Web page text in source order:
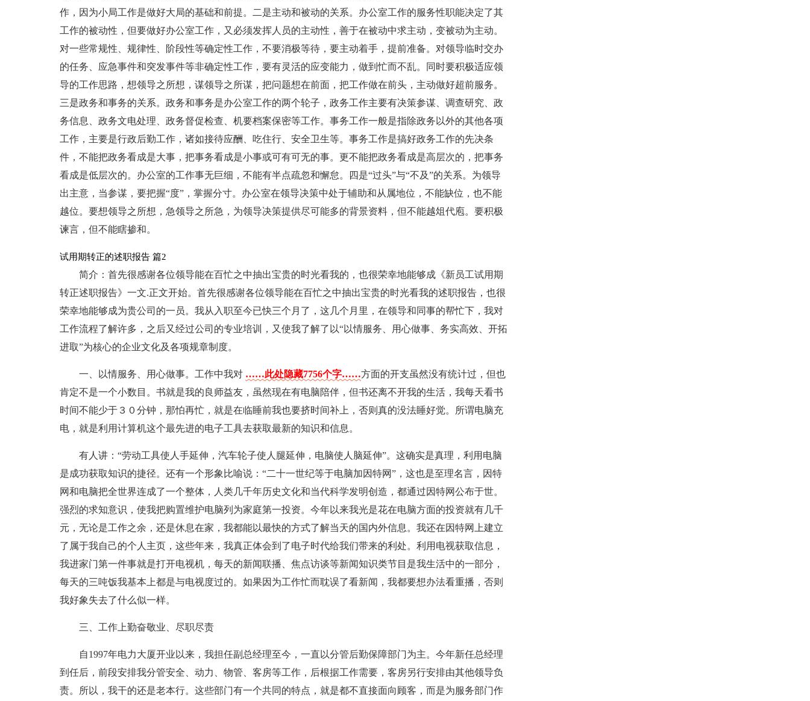
作，因为小局工作是做好大局的基础和前提。二是主动和被动的关系。办公室工作的服务性职能决定了其
工作的被动性，但要做好办公室工作，又必须发挥人员的主动性，善于在被动中求主动，变被动为主动。
对一些常规性、规律性、阶段性等确定性工作，不要消极等待，要主动着手，提前准备。对领导临时交办
的任务、应急事件和突发事件等非确定性工作，要有灵活的应变能力，做到忙而不乱。同时要积极适应领
导的工作思路，想领导之所想，谋领导之所谋，把问题想在前面，把工作做在前头，主动做好超前服务。
三是政务和事务的关系。政务和事务是办公室工作的两个轮子，政务工作主要有决策参谋、调查研究、政
务信息、政务文电处理、政务督促检查、机要档案保密等工作。事务工作一般是指除政务以外的其他各项
工作，主要是行政后勤工作，诸如接待应酬、吃住行、安全卫生等。事务工作是搞好政务工作的先决条
件，不能把政务看成是大事，把事务看成是小事或可有可无的事。更不能把政务看成是高层次的，把事务
看成是低层次的。办公室的工作事无巨细，不能有半点疏忽和懈怠。四是“过头”与“不及”的关系。为领导
出主意，当参谋，要把握“度”，掌握分寸。办公室在领导决策中处于辅助和从属地位，不能缺位，也不能
越位。要想领导之所想，急领导之所急，为领导决策提供尽可能多的背景资料，但不能越俎代庖。要积极
谏言，但不能瞎掺和。
试用期转正的述职报告 篇2
简介：首先很感谢各位领导能在百忙之中抽出宝贵的时光看我的，也很荣幸地能够成《新员工试用期
转正述职报告》一文.正文开始。首先很感谢各位领导能在百忙之中抽出宝贵的时光看我的述职报告，也很
荣幸地能够成为贵公司的一员。我从入职至今已快三个月了，这几个月里，在领导和同事的帮忙下，我对
工作流程了解许多，之后又经过公司的专业培训，又使我了解了以“以情服务、用心做事、务实高效、开拓
进取”为核心的企业文化及各项规章制度。
一、以情服务、用心做事。工作中我对 ……此处隐藏7756个字……方面的开支虽然没有统计过，但也
肯定不是一个小数目。书就是我的良师益友，虽然现在有电脑陪伴，但书还离不开我的生活，我每天看书
时间不能少于３０分钟，那怕再忙，就是在临睡前我也要挤时间补上，否则真的没法睡好觉。所谓电脑充
电，就是利用计算机这个最先进的电子工具去获取最新的知识和信息。
有人讲：“劳动工具使人手延伸，汽车轮子使人腿延伸，电脑使人脑延伸”。这确实是真理，利用电脑
是成功获取知识的捷径。还有一个形象比喻说：“二十一世纪等于电脑加因特网”，这也是至理名言，因特
网和电脑把全世界连成了一个整体，人类几千年历史文化和当代科学发明创造，都通过因特网公布于世。
强烈的求知意识，使我把购置维护电脑列为家庭第一投资。今年以来我光是花在电脑方面的投资就有几千
元，无论是工作之余，还是休息在家，我都能以最快的方式了解当天的国内外信息。我还在因特网上建立
了属于我自己的个人主页，这些年来，我真正体会到了电子时代给我们带来的利处。利用电视获取信息，
我进家门第一件事就是打开电视机，每天的新闻联播、焦点访谈等新闻知识类节目是我生活中的一部分，
每天的三吨饭我基本上都是与电视度过的。如果因为工作忙而耽误了看新闻，我都要想办法看重播，否则
我好象失去了什么似一样。
三、工作上勤奋敬业、尽职尽责
自1997年电力大厦开业以来，我担任副总经理至今，一直以分管后勤保障部门为主。今年新任总经理
到任后，前段安排我分管安全、动力、物管、客房等工作，后根据工作需要，客房另行安排由其他领导负
责。所以，我干的还是老本行。这些部门有一个共同的特点，就是都不直接面向顾客，而是为服务部门作